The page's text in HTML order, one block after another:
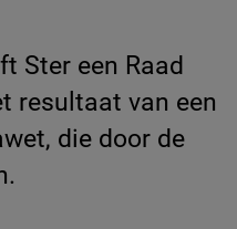
Ster een Raad
resultaat van een
die door de